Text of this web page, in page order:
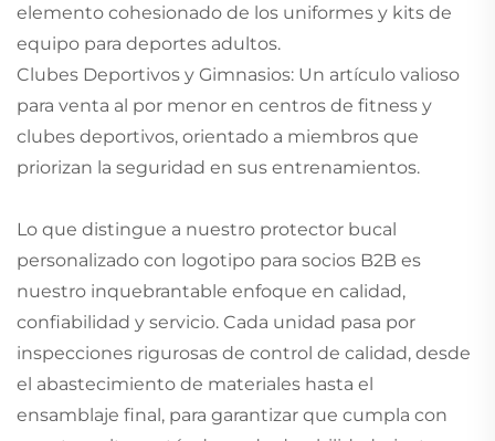
elemento cohesionado de los uniformes y kits de
equipo para deportes adultos.
Clubes Deportivos y Gimnasios: Un artículo valioso
para venta al por menor en centros de fitness y
clubes deportivos, orientado a miembros que
priorizan la seguridad en sus entrenamientos.
Lo que distingue a nuestro protector bucal
personalizado con logotipo para socios B2B es
nuestro inquebrantable enfoque en calidad,
confiabilidad y servicio. Cada unidad pasa por
inspecciones rigurosas de control de calidad, desde
el abastecimiento de materiales hasta el
ensamblaje final, para garantizar que cumpla con